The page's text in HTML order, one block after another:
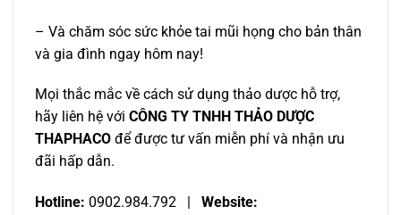
– Và chăm sóc sức khỏe tai mũi họng cho bản thân
và gia đình ngay hôm nay!
Mọi thắc mắc về cách sử dụng thảo dược hỗ trợ,
hãy liên hệ với CÔNG TY TNHH THẢO DƯỢC
THAPHACO để được tư vấn miễn phí và nhận ưu
đãi hấp dẫn.
Hotline: 0902.984.792 | Website: